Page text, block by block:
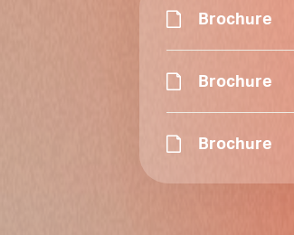
Brochure
Brochure
Brochure